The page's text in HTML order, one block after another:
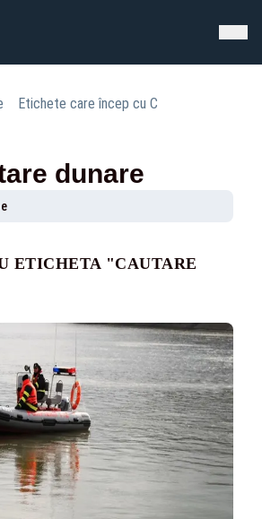
Etichete care încep cu C
dunare
ETICHETA "CAUTARE